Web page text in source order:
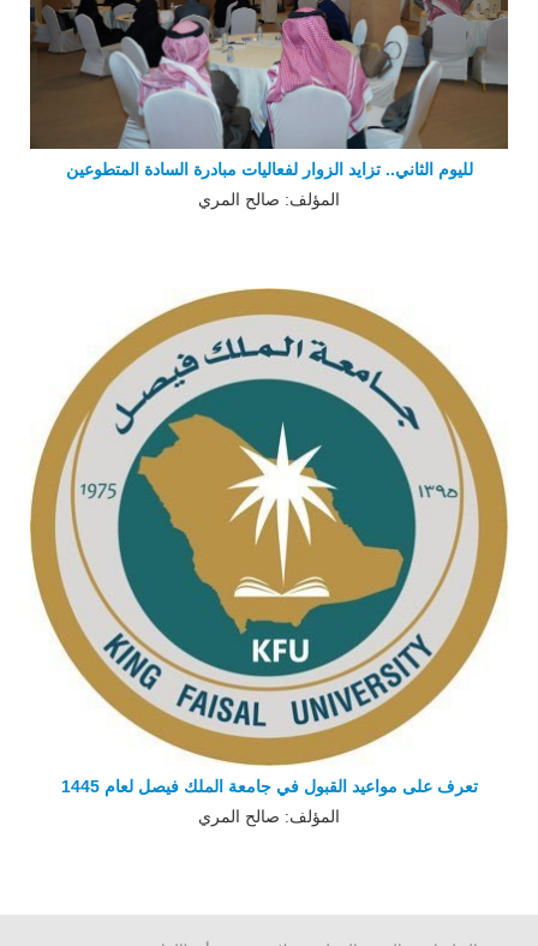
لليوم الثاني.. تزايد الزوار لفعاليات مبادرة السادة المتطوعين
المؤلف: صالح المري
تعرف على مواعيد القبول في جامعة الملك فيصل لعام 1445
المؤلف: صالح المري